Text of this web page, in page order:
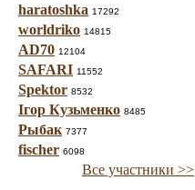
haratoshka 17292
worldriko 14815
AD70 12104
SAFARI 11552
Spektor 8532
Ігор Кузьменко 8485
Рыбак 7377
fischer 6098
Все участники >>